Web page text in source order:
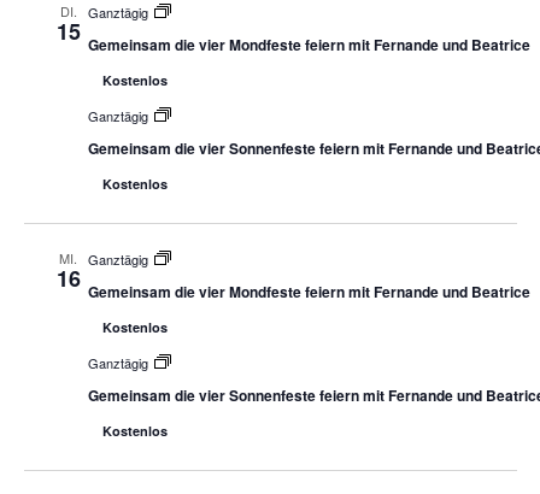
DI.
15
Ganztägig
Gemeinsam die vier Mondfeste feiern mit Fernande und Beatrice
Kostenlos
Ganztägig
Gemeinsam die vier Sonnenfeste feiern mit Fernande und
Kostenlos
MI.
16
Ganztägig
Gemeinsam die vier Mondfeste feiern mit Fernande und Beatrice
Kostenlos
Ganztägig
Gemeinsam die vier Sonnenfeste feiern mit Fernande und
Kostenlos